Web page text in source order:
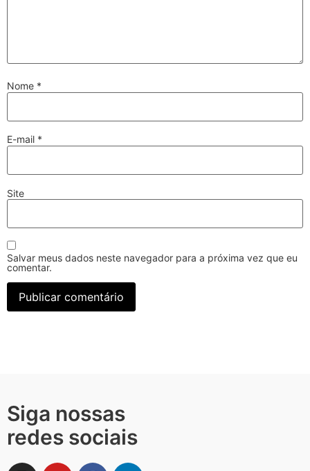
Nome *
E-mail *
Site
Salvar meus dados neste navegador para a próxima vez que eu
comentar.
Siga nossas
redes sociais